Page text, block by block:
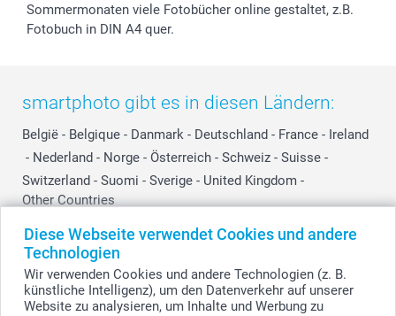
Diese Webseite verwendet Cookies und andere
Technologien
Wir verwenden Cookies und andere Technologien (z. B.
künstliche Intelligenz), um den Datenverkehr auf unserer
Website zu analysieren, um Inhalte und Werbung zu
Sommermonaten viele Fotobücher online gestaltet, z.B.
Fotobuch in DIN A4 quer.
smartphoto gibt es in diesen Ländern:
België - Belgique - Danmark - Deutschland - France - Ireland
- Nederland - Norge - Österreich - Schweiz - Suisse -
Switzerland - Suomi - Sverige - United Kingdom -
Other Countries
Alle Preise verstehen sich in Schweizer Franken (CHF) inkl. MwSt. und zzgl.
Versandkosten.